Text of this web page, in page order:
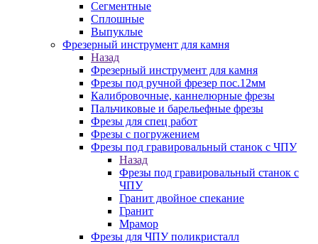
Сегментные
Сплошные
Выпуклые
Фрезерный инструмент для камня
Назад
Фрезерный инструмент для камня
Фрезы под ручной фрезер пос.12мм
Калибровочные, каннелюрные фрезы
Пальчиковые и барельефные фрезы
Фрезы для спец работ
Фрезы с погружением
Фрезы под гравировальный станок с ЧПУ
Назад
Фрезы под гравировальный станок с
ЧПУ
Гранит двойное спекание
Гранит
Мрамор
Фрезы для ЧПУ поликристалл